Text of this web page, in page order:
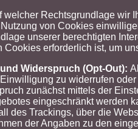
welcher Rechtsgrundlage wir
von Cookies
unserer berechtigten
erforderlich ist, um
Widerspruch (Opt-Out):
zu widerrufen
zunächst mittels der
eingeschränkt werden
des Trackings, über die
der Angaben zu den